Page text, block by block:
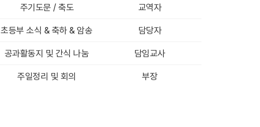
주기도문 / 축도 교역자
초등부 소식 & 축하 & 암송 담당자
공과활동지 및 간식 나눔 담임교사
주일정리 및 회의 부장